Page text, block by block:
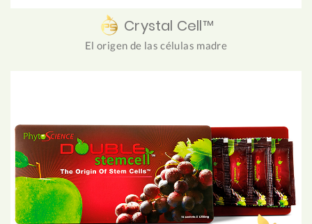
Crystal Cell™
El origen de las células madre